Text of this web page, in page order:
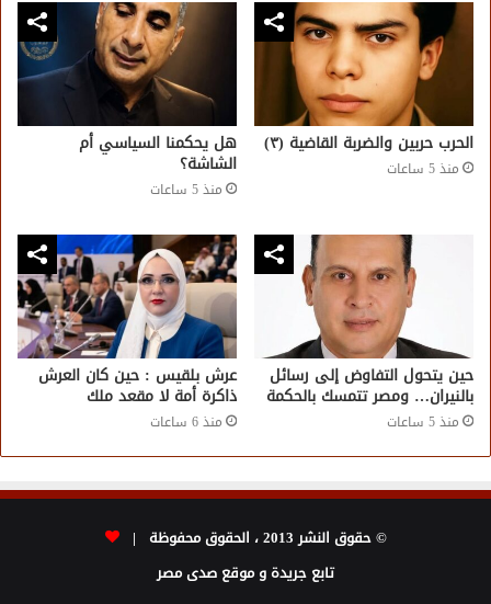
الحرب حربين والضربة القاضية (٣)
منذ 5 ساعات
هل يحكمنا السياسي أم
الشاشة؟
منذ 5 ساعات
حين يتحول التفاوض إلى رسائل
بالنيران… ومصر تتمسك بالحكمة
منذ 5 ساعات
عرش بلقيس : حين كان العرش
ذاكرة أمة لا مقعد ملك
منذ 6 ساعات
© حقوق النشر 2013 ، الحقوق محفوظة |
تابع جريدة و موقع صدى مصر